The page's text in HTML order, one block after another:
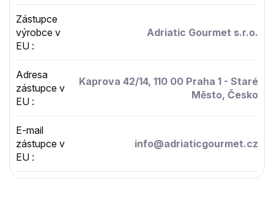
Zástupce
výrobce v
EU :
Adriatic Gourmet s.r.o.
Adresa
zástupce v
EU :
Kaprova 42/14, 110 00 Praha 1 - Staré
Město, Česko
E-mail
zástupce v
EU :
info@adriaticgourmet.cz